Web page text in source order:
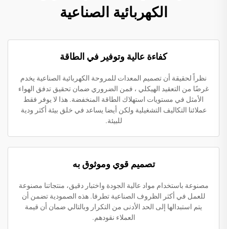
الكهربائية الصناعية
كفاءة عالية وتوفير في الطاقة
نظراً لحقيقة أن تصميم المعدات للمروحة الكهربائية الصناعية يخدم
غرضًا من التعقيد الهيكلي ، فمن الضروري ضمان تحقيق تدفق الهواء
الأمثل في مستويات استهلاك الطاقة المنخفضة. هذا لا يوفر فقط
عملائنا التكاليف التشغيلية ولكن أيضا يساعد في خلق بيئة أكثر ودية
للبيئة.
تصميم قوي وموثوق به
مصنوعة باستخدام مواد عالية الجودة واختبار دقيق، منتجاتنا مصنوعة
للعمل في أكثر الظروف الصناعية تطرفا. هذه الصمودية تضمن أن
يتم استبدالها إلى الحد الأدنى من التكرار وبالتالي ضمان أن قيمة
العملاء نقودهم.